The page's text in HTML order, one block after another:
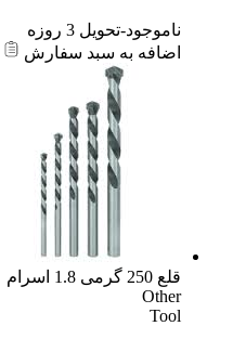
ناموجود-تحویل 3 روزه
اضافه به سبد سفارش
قلع 250 گرمی 1.8 اسرام
Other
Tool